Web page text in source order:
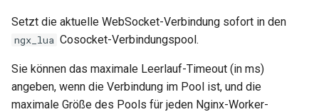
Setzt die aktuelle WebSocket-Verbindung sofort in den
ngx_lua Cosocket-Verbindungspool.
Sie können das maximale Leerlauf-Timeout (in ms)
angeben, wenn die Verbindung im Pool ist, und die
maximale Größe des Pools für jeden Nginx-Worker-